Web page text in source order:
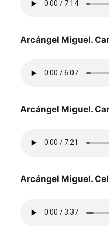
Arcángel Miguel.
Arcángel Miguel.
Arcángel Miguel.